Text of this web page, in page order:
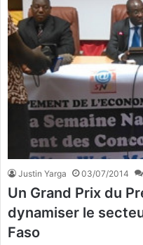
Justin Yarga 03/07/2014
Un Grand Prix du
dynamiser le
Faso